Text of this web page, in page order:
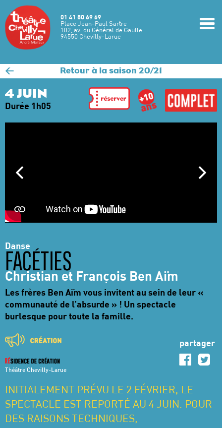
Aller au contenu principal
01 41 80 69 69
Place Jean-Paul Sartre
102, av. du Général de Gaulle
94550 Chevilly-Larue
< Retour à la saison 20/21
4 JUIN
Durée 1h05
Danse
FACÉTIES
Christian et François Ben Aïm
Les frères Ben Aïm vous invitent au sein de leur «
communauté de l’absurde » ! Un spectacle
burlesque pour toute la famille.
Théâtre Chevilly-Larue
partager
INITIALEMENT PRÉVU LE 2 FÉVRIER, LE
SPECTACLE EST REPORTÉ AU 4 JUIN. POUR
DES RAISONS TECHNIQUES,